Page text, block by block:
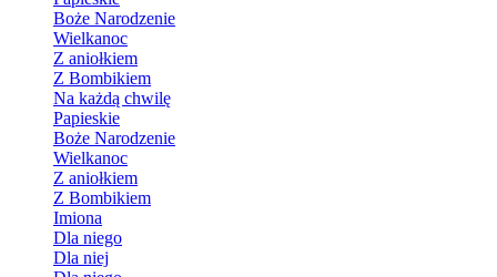
Boże Narodzenie
Wielkanoc
Z aniołkiem
Z Bombikiem
Na każdą chwilę
Papieskie
Boże Narodzenie
Wielkanoc
Z aniołkiem
Z Bombikiem
Imiona
Dla niego
Dla niej